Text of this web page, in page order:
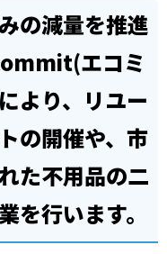
の減量を推進
エコミ
より、リユー
の開催や、市
た不用品の二
を行います。